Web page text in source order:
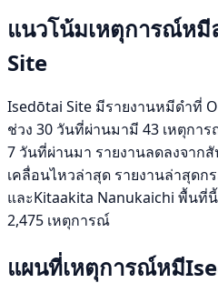
แนวโน้มเหตุการณ์ห
Site
Isedōtai Site มีรายงานหมีดำที่
ช่วง 30 วันที่ผ่านมามี 43 เหตุกา
7 วันที่ผ่านมา รายงานลดลงจาก
เคลื่อนไหวล่าสุด รายงานล่าสุดก
และKitaakita Nanukaichi พื้น
2,475 เหตุการณ์
แผนที่เหตุการณ์หมี